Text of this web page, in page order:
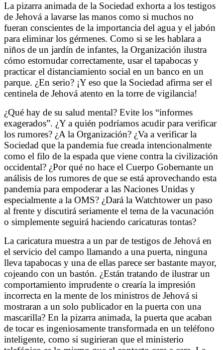
La pizarra animada de la Sociedad exhorta a los testigos
de Jehová a lavarse las manos como si muchos no
fueran conscientes de la importancia del agua y el jabón
para eliminar los gérmenes. Como si se les hablara a
niños de un jardín de infantes, la Organización ilustra
cómo estornudar correctamente, usar el tapabocas y
practicar el distanciamiento social en un banco en un
parque. ¿En serio? ¡Y eso que la Sociedad afirma ser el
centinela de Jehová atento en la torre de vigilancia!
¿Qué hay de su salud mental? Evite los “informes
exagerados”. ¿Y a quién podríamos acudir para verificar
los rumores? ¿A la Organización? ¿Va a verificar la
Sociedad que la pandemia fue creada intencionalmente
como el filo de la espada que viene contra la civilización
occidental? ¿Por qué no hace el Cuerpo Gobernante un
análisis de los rumores de que se está aprovechando esta
pandemia para empoderar a las Naciones Unidas y
especialmente a la OMS? ¿Dará la Watchtower un paso
al frente y discutirá seriamente el tema de la vacunación
o simplemente seguirá haciendo caricaturas tontas?
La caricatura muestra a un par de testigos de Jehová en
el servicio del campo llamando a una puerta, ninguna
lleva tapabocas y una de ellas parece ser bastante mayor,
cojeando con un bastón. ¿Están tratando de ilustrar un
comportamiento imprudente o crearía la impresión
incorrecta en la mente de los ministros de Jehová si
mostraran a un solo publicador en la puerta con una
mascarilla? En la pizarra animada, la puerta que acaban
de tocar es ingeniosamente transformada en un teléfono
inteligente, como si sugirieran que el ministerio